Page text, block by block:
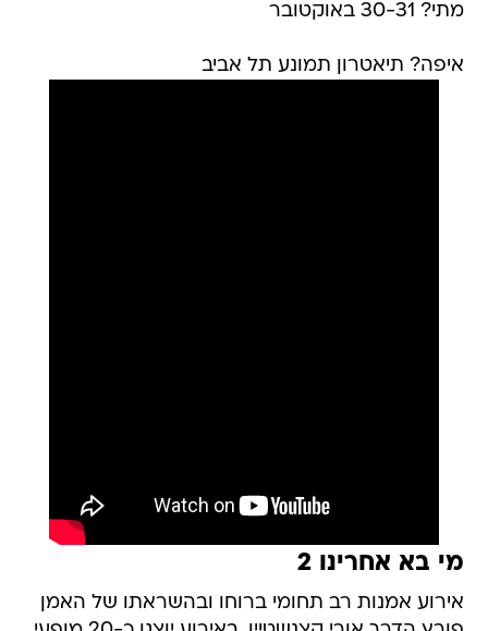
מתי? 30-31 באוקטובר
איפה? תיאטרון תמונע תל אביב
מי בא אחרינו 2
אירוע אמנות רב תחומי ברוחו ובהשראתו של האמן